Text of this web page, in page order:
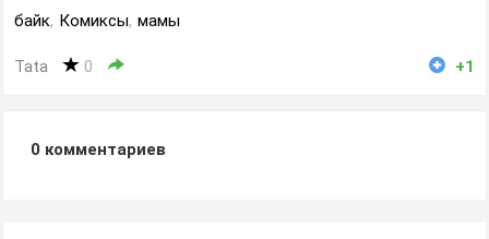
байк, Комиксы, мамы
Tata 0 +1
0 комментариев